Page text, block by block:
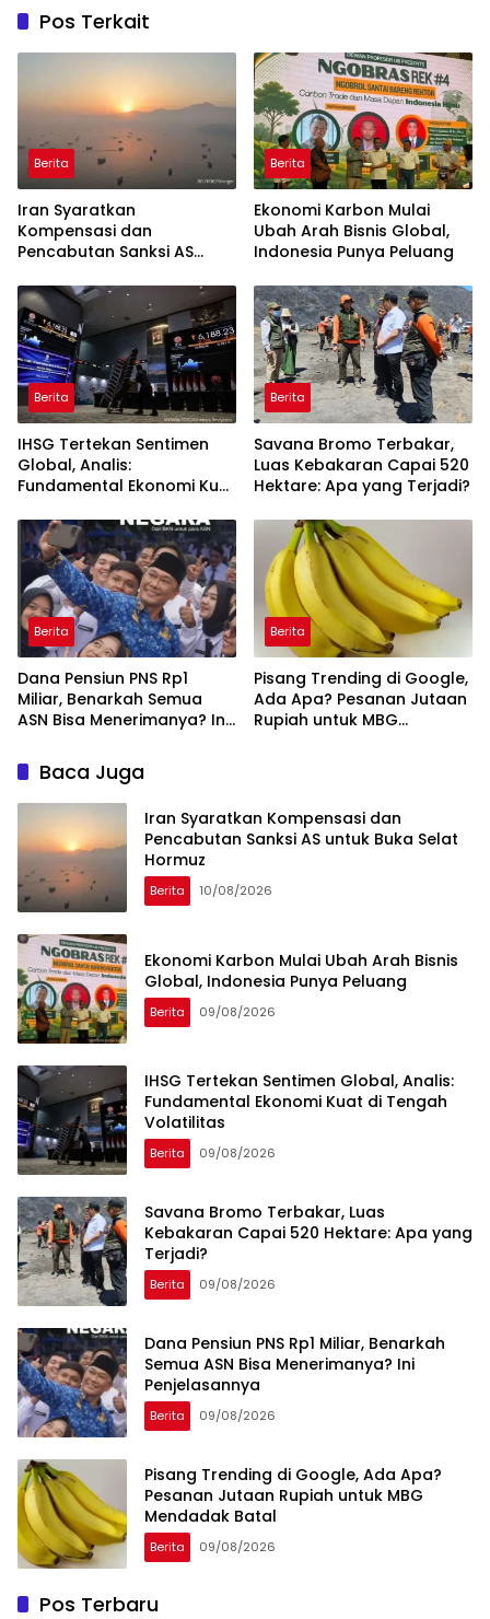
Pos Terkait
Berita
Iran Syaratkan
Kompensasi dan
Pencabutan Sanksi AS
Berita
Ekonomi Karbon Mulai
Ubah Arah Bisnis Global,
Indonesia Punya Peluang
Berita
IHSG Tertekan Sentimen
Global, Analis:
Fundamental Ekonomi Kuat
Berita
Savana Bromo Terbakar,
Luas Kebakaran Capai 520
Hektare: Apa yang Terjadi?
Berita
Dana Pensiun PNS Rp1
Miliar, Benarkah Semua
ASN Bisa Menerimanya? Ini
Berita
Pisang Trending di Google,
Ada Apa? Pesanan Jutaan
Rupiah untuk MBG
Baca Juga
Iran Syaratkan Kompensasi dan
Pencabutan Sanksi AS untuk Buka Selat
Hormuz
Berita 10/08/2026
Ekonomi Karbon Mulai Ubah Arah Bisnis
Global, Indonesia Punya Peluang
Berita 09/08/2026
IHSG Tertekan Sentimen Global, Analis:
Fundamental Ekonomi Kuat di Tengah
Volatilitas
Berita 09/08/2026
Savana Bromo Terbakar, Luas
Kebakaran Capai 520 Hektare: Apa yang
Terjadi?
Berita 09/08/2026
Dana Pensiun PNS Rp1 Miliar, Benarkah
Semua ASN Bisa Menerimanya? Ini
Penjelasannya
Berita 09/08/2026
Pisang Trending di Google, Ada Apa?
Pesanan Jutaan Rupiah untuk MBG
Mendadak Batal
Berita 09/08/2026
Pos Terbaru